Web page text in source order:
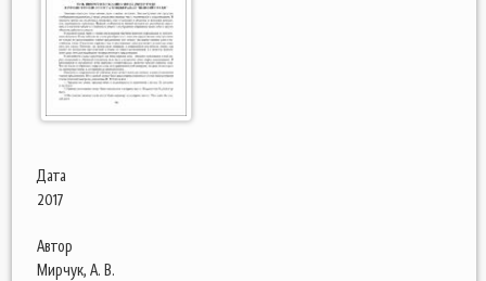
Дата
2017
Автор
Мирчук, А. В.